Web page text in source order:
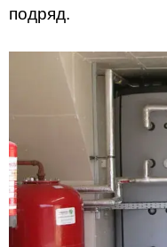
подряд.